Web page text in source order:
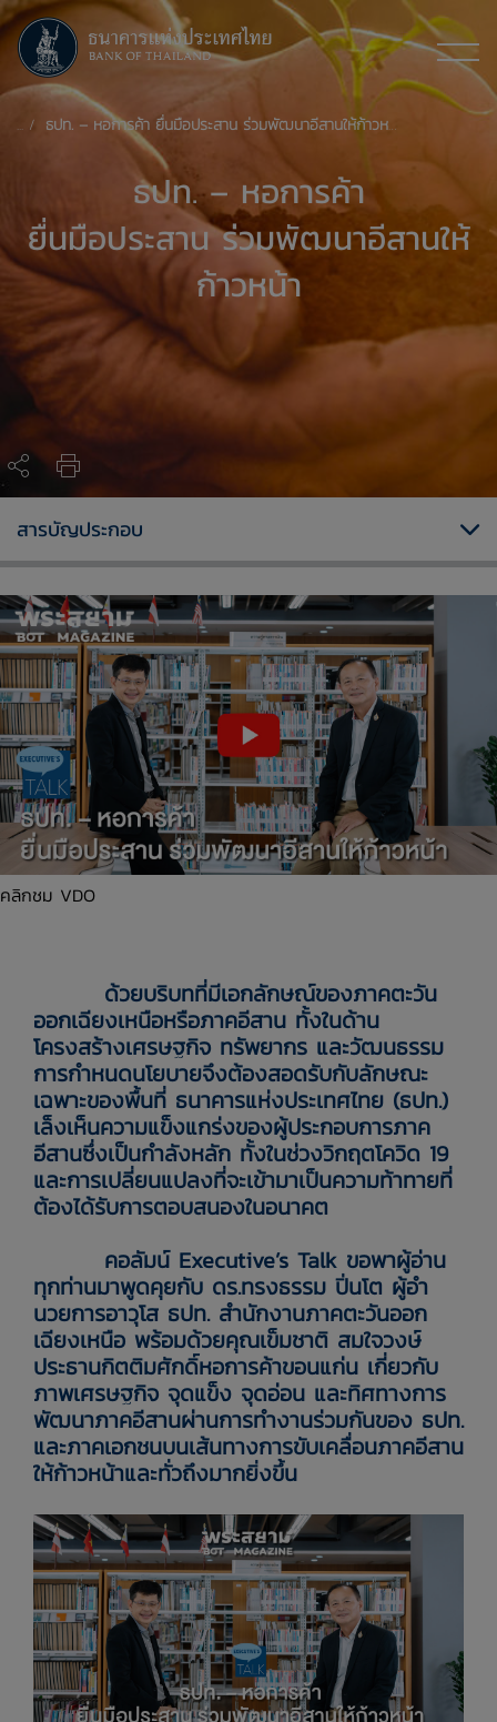
ธปท. – หอการค้า ยื่นมือประสาน ร่วมพัฒนาอีสานให้ก้าวหน้า
ธปท. – หอการค้า
ยื่นมือประสาน ร่วมพัฒนาอีสานให้
ก้าวหน้า
ด้วยบริบทที่มีเอกลักษณ์ของภาคตะวัน
ออกเฉียงเหนือหรือภาคอีสาน ทั้งในด้าน
โครงสร้างเศรษฐกิจ ทรัพยากร และวัฒนธรรม
การกำหนดนโยบายจึงต้องสอดรับกับลักษณะ
เฉพาะของพื้นที่ ธนาคารแห่งประเทศไทย (ธปท.)
เล็งเห็นความแข็งแกร่งของผู้ประกอบการภาค
อีสานซึ่งเป็นกำลังหลัก ทั้งในช่วงวิกฤตโควิด 19
และการเปลี่ยนแปลงที่จะเข้ามาเป็นความท้าทายที่
ต้องได้รับการตอบสนองในอนาคต
คอลัมน์ Executive’s Talk ขอพาผู้อ่าน
ทุกท่านมาพูดคุยกับ ดร.ทรงธรรม ปิ่นโต ผู้อํา
นวยการอาวุโส ธปท. สำนักงานภาคตะวันออก
เฉียงเหนือ พร้อมด้วยคุณเข็มชาติ สมใจวงษ์
ประธานกิตติมศักดิ์หอการค้าขอนแก่น เกี่ยวกับ
ภาพเศรษฐกิจ จุดแข็ง จุดอ่อน และทิศทางการ
พัฒนาภาคอีสานผ่านการทำงานร่วมกันของ ธปท.
และภาคเอกชนบนเส้นทางการขับเคลื่อนภาคอีสาน
ให้ก้าวหน้าและทั่วถึงมากยิ่งขึ้น
สารบัญประกอบ
คลิกชม VDO